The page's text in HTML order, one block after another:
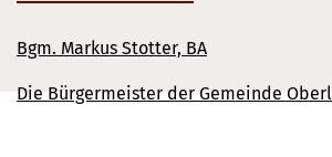
Bgm. Markus Stotter, BA
Die Bürgermeister der Gemeinde